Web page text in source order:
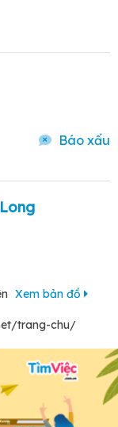
Báo xấu
Xem bản đồ
trang-chu/